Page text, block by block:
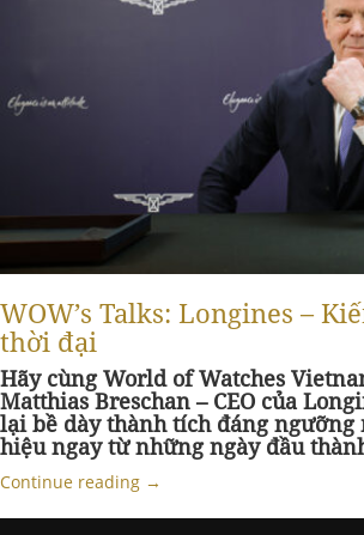
WOW’s Talks: Longines –
thời đại
Hãy cùng World of Watches
Matthias Breschan – CEO của
lại bề dày thành tích đáng ngưỡng
hiệu ngay từ những ngày đầu
Continue reading →